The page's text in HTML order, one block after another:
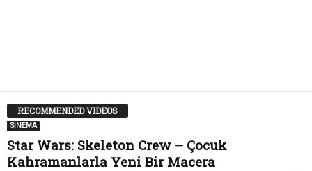
RECOMMENDED VIDEOS
SİNEMA
Star Wars: Skeleton Crew – Çocuk
Kahramanlarla Yeni Bir Macera